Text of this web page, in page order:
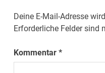
Deine E-Mail-Adresse
Erforderliche Felder sind
Kommentar*